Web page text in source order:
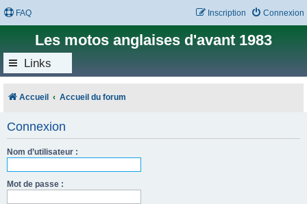
FAQ Connexion
Inscription
Les motos anglaises d'avant 1983
Links
Accueil Accueil du forum
Connexion
Nom d’utilisateur :
Mot de passe :